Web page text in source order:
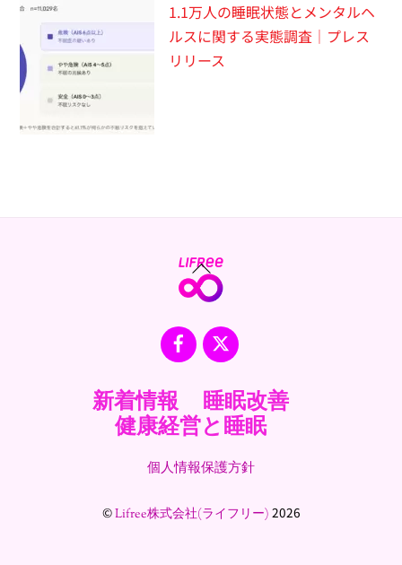
1.1万人の睡眠状態とメンタルヘ
ルスに関する実態調査｜プレス
リリース
Back
To
Facebook
X
新着情報
睡眠改善
健康経営と睡眠
個人情報保護方針
©Lifree株式会社(ライフリー) 2026